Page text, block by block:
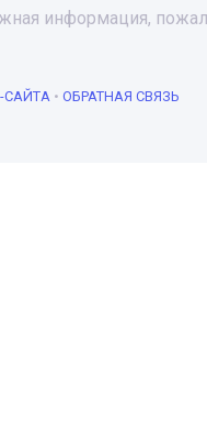
информация,
САЙТА • ОБРАТНАЯ СВЯЗЬ